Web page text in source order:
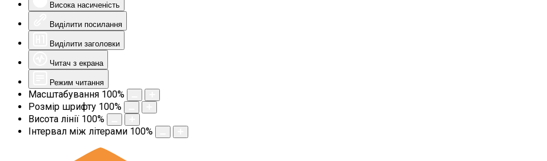
Висока насиченість
Виділити посилання
Виділити заголовки
Читач з екрана
Режим читання
Масштабування 100%
Розмір шрифту 100%
Висота лінії 100%
Інтервал між літерами 100%